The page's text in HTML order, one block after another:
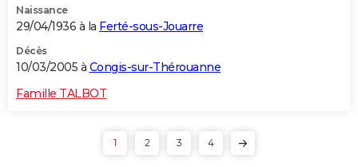
Naissance
29/04/1936 à la Ferté-sous-Jouarre
Décès
10/03/2005 à Congis-sur-Thérouanne
Famille TALBOT
1 2 3 4